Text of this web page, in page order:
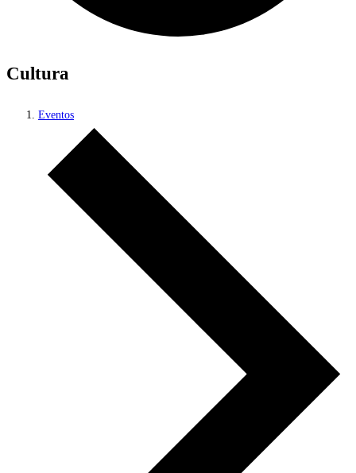
Cultura
Eventos